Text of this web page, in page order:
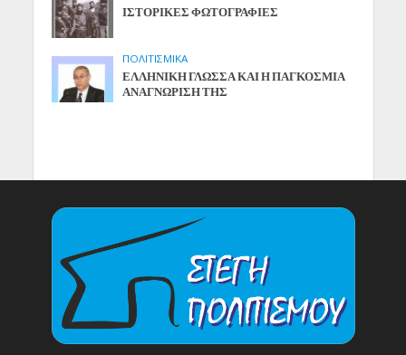
ΙΣΤΟΡΙΚΕΣ ΦΩΤΟΓΡΑΦΙΕΣ
ΠΟΛΙΤΙΣΜΙΚΑ
ΕΛΛΗΝΙΚΗ ΓΛΩΣΣΑ ΚΑΙ Η ΠΑΓΚΟΣΜΙΑ
ΑΝΑΓΝΩΡΙΣΗ ΤΗΣ